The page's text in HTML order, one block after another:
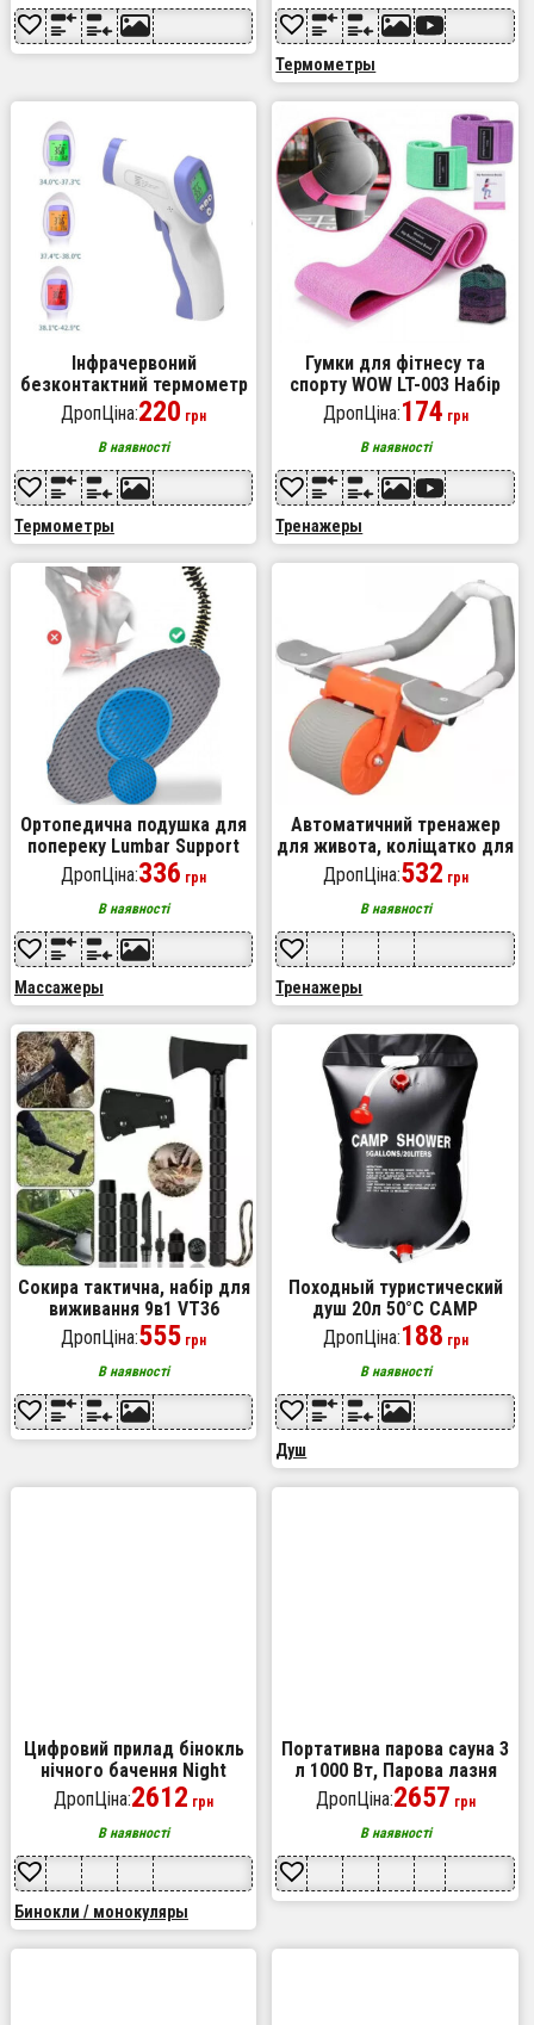
Термометры
Інфрачервоний
безконтактний термометр
DT-8826, Лазерний
інфрачервоний термометр
медичний інфрачервоний
ДропЦіна:220 грн
В наявності
Термометры
Гумки для фітнесу та
спорту WOW LT-003 Набір
тканинна стрічка еспандер
3 шт, Джгут еспандер для
заняття
ДропЦіна:174 грн
В наявності
Тренажеры
Ортопедична подушка для
попереку Lumbar Support
TV One. Подушка для
попереку з ефектом
пам'яті
ДропЦіна:336 грн
В наявності
Массажеры
Автоматичний тренажер
для живота, коліщатко для
живота з подушечкою для
пуш-апу
ДропЦіна:532 грн
В наявності
Тренажеры
Сокира тактична, набір для
виживання 9в1 VT36
туристичний
ДропЦіна:555 грн
В наявності
Походный туристический
душ 20л 50°C CAMP
SHOWER 41x60 см,
кемпинговый душ с шнуром
и крюком для подверса
ДропЦіна:188 грн
В наявності
Душ
Цифровий прилад бінокль
нічного бачення Night
Vision NV-R6
ДропЦіна:2612 грн
В наявності
Бинокли / монокуляры
Портативна парова сауна 3
л 1000 Вт, Парова лазня
для тіла, Міні-парилка в
квартиру
ДропЦіна:2657 грн
В наявності